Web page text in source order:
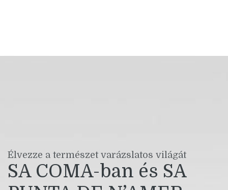
Élvezze a természet varázslatos világát
SA COMA-ban és SA